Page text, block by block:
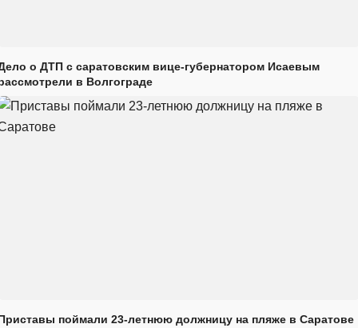
о ДТП с саратовским вице-губернатором Исаевым
в Волгограде
поймали 23-летнюю должницу на пляже в Саратове